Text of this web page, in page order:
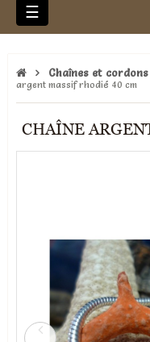
Basculer
la
☰
Chaînes et cordons
argent massif rhodié 40 cm
CHAÎNE